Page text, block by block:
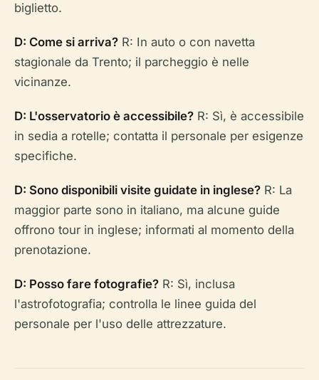
biglietto.
D: Come si arriva? R: In auto o con navetta
stagionale da Trento; il parcheggio è nelle
vicinanze.
D: L'osservatorio è accessibile? R: Sì, è accessibile
in sedia a rotelle; contatta il personale per esigenze
specifiche.
D: Sono disponibili visite guidate in inglese? R: La
maggior parte sono in italiano, ma alcune guide
offrono tour in inglese; informati al momento della
prenotazione.
D: Posso fare fotografie? R: Sì, inclusa
l'astrofotografia; controlla le linee guida del
personale per l'uso delle attrezzature.